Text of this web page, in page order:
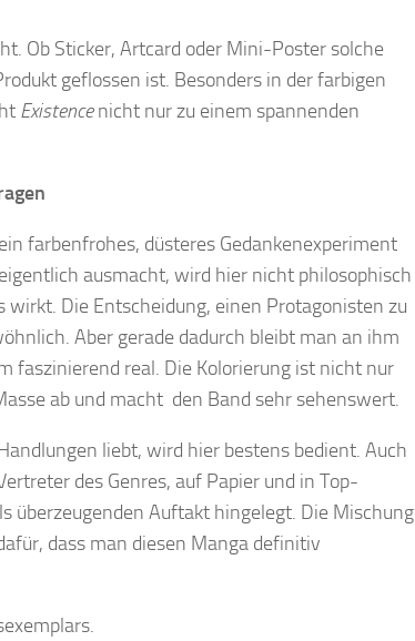
Ob Sticker, Artcard oder Mini-Poster solche
geflossen ist. Besonders in der farbigen
Existencenicht nur zu einem spannenden
farbenfrohes, düsteres Gedankenexperiment
ausmacht, wird hier nicht philosophisch
Die Entscheidung, einen Protagonisten zu
Aber gerade dadurch bleibt man an ihm
faszinierend real. Die Kolorierung ist nicht nur
ab und macht den Band sehr sehenswert.
liebt, wird hier bestens bedient. Auch
des Genres, auf Papier und in Top-
überzeugenden Auftakt hingelegt. Die Mischung
dass man diesen Manga definitiv